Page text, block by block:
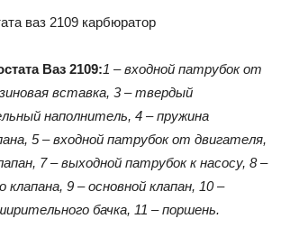
Ваз 2109:1 – входной патрубок от
вставка, 3 – твердый
наполнитель, 4 – пружина
5 – входной патрубок от двигателя,
7 – выходной патрубок к насосу, 8 –
клапана, 9 – основной клапан, 10 –
бачка, 11 – поршень.